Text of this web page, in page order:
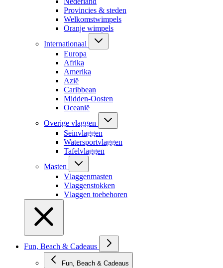
Provincies & steden
Welkomstwimpels
Oranje wimpels
Internationaal
Europa
Afrika
Amerika
Azië
Caribbean
Midden-Oosten
Oceanië
Overige vlaggen
Seinvlaggen
Watersportvlaggen
Tafelvlaggen
Masten
Vlaggenmasten
Vlaggenstokken
Vlaggen toebehoren
Fun, Beach & Cadeaus
Fun, Beach & Cadeaus